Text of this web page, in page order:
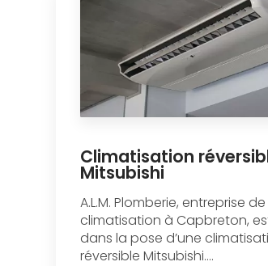
Climatisation
Mitsubishi
A.L.M. Plomberie, entreprise de
climatisation à Capbreton,
dans la pose d’une
réversible Mitsubishi....